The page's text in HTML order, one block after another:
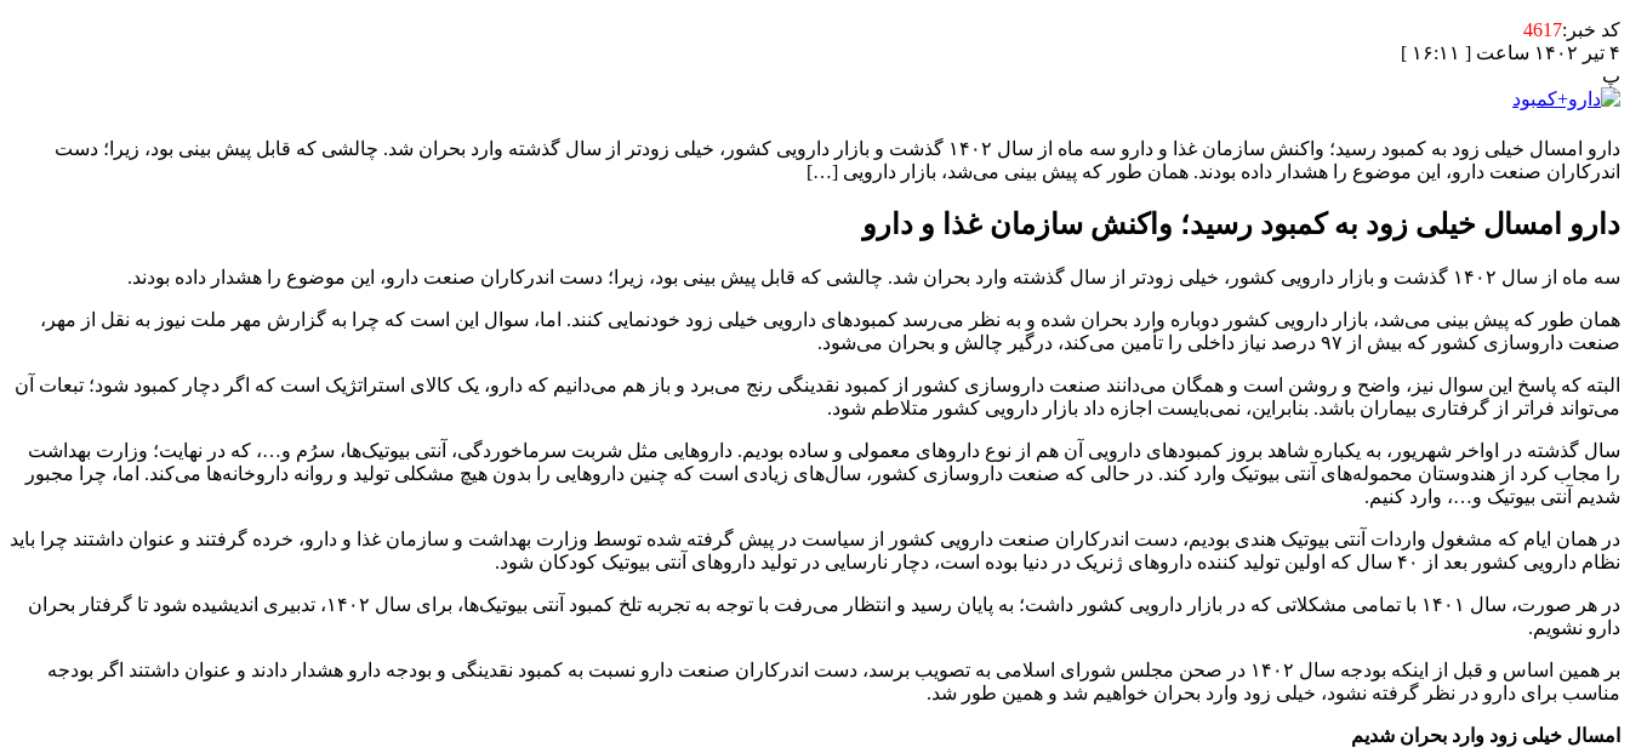
کد خبر:4617
۴ تیر ۱۴۰۲ ساعت [ ۱۶:۱۱ ]
پ
دارو امسال خیلی زود به کمبود رسید؛ واکنش سازمان غذا و دارو سه ماه از سال ۱۴۰۲ گذشت و بازار دارویی کشور، خیلی زودتر از سال گذشته وارد بحران شد. چالشی که قابل پیش بینی بود، زیرا؛ دست
اندرکاران صنعت دارو، این موضوع را هشدار داده بودند. همان طور که پیش بینی می‌شد، بازار دارویی […]
دارو امسال خیلی زود به کمبود رسید؛ واکنش سازمان غذا و دارو
سه ماه از سال ۱۴۰۲ گذشت و بازار دارویی کشور، خیلی زودتر از سال گذشته وارد بحران شد. چالشی که قابل پیش بینی بود، زیرا؛ دست اندرکاران صنعت دارو، این موضوع را هشدار داده بودند.
همان طور که پیش بینی می‌شد، بازار دارویی کشور دوباره وارد بحران شده و به نظر می‌رسد کمبودهای دارویی خیلی زود خودنمایی کنند. اما، سوال این است که چرا به گزارش مهر ملت نیوز به نقل از مهر،
صنعت داروسازی کشور که بیش از ۹۷ درصد نیاز داخلی را تأمین می‌کند، درگیر چالش و بحران می‌شود.
البته که پاسخ این سوال نیز، واضح و روشن است و همگان می‌دانند صنعت داروسازی کشور از کمبود نقدینگی رنج می‌برد و باز هم می‌دانیم که دارو، یک کالای استراتژیک است که اگر دچار کمبود شود؛ تبعات آن
می‌تواند فراتر از گرفتاری بیماران باشد. بنابراین، نمی‌بایست اجازه داد بازار دارویی کشور متلاطم شود.
سال گذشته در اواخر شهریور، به یکباره شاهد بروز کمبودهای دارویی آن هم از نوع داروهای معمولی و ساده بودیم. داروهایی مثل شربت سرماخوردگی، آنتی بیوتیک‌ها، سرُم و…، که در نهایت؛ وزارت بهداشت
را مجاب کرد از هندوستان محموله‌های آنتی بیوتیک وارد کند. در حالی که صنعت داروسازی کشور، سال‌های زیادی است که چنین داروهایی را بدون هیچ مشکلی تولید و روانه داروخانه‌ها می‌کند. اما، چرا مجبور
شدیم آنتی بیوتیک و…، وارد کنیم.
در همان ایام که مشغول واردات آنتی بیوتیک هندی بودیم، دست اندرکاران صنعت دارویی کشور از سیاست در پیش گرفته شده توسط وزارت بهداشت و سازمان غذا و دارو، خرده گرفتند و عنوان داشتند چرا باید
نظام دارویی کشور بعد از ۴۰ سال که اولین تولید کننده داروهای ژنریک در دنیا بوده است، دچار نارسایی در تولید داروهای آنتی بیوتیک کودکان شود.
در هر صورت، سال ۱۴۰۱ با تمامی مشکلاتی که در بازار دارویی کشور داشت؛ به پایان رسید و انتظار می‌رفت با توجه به تجربه تلخ کمبود آنتی بیوتیک‌ها، برای سال ۱۴۰۲، تدبیری اندیشیده شود تا گرفتار بحران
دارو نشویم.
بر همین اساس و قبل از اینکه بودجه سال ۱۴۰۲ در صحن مجلس شورای اسلامی به تصویب برسد، دست اندرکاران صنعت دارو نسبت به کمبود نقدینگی و بودجه دارو هشدار دادند و عنوان داشتند اگر بودجه
مناسب برای دارو در نظر گرفته نشود، خیلی زود وارد بحران خواهیم شد و همین طور شد.
امسال خیلی زود وارد بحران شدیم